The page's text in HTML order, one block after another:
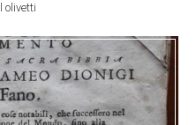
olivetti